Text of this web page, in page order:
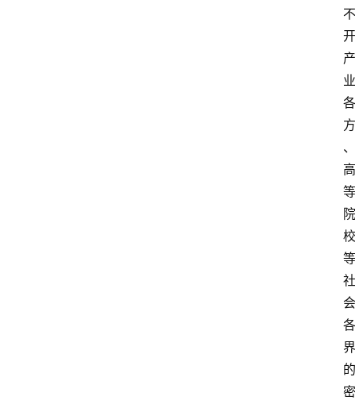
不
开
产
业
各
方
、
高
等
院
校
等
社
会
各
界
的
密